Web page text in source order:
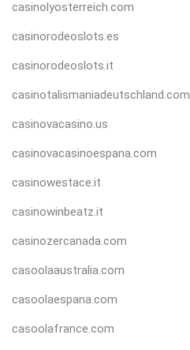
casinolyosterreich.com
casinorodeoslots.es
casinorodeoslots.it
casinotalismaniadeutschland.com
casinovacasino.us
casinovacasinoespana.com
casinowestace.it
casinowinbeatz.it
casinozercanada.com
casoolaaustralia.com
casoolaespana.com
casoolafrance.com